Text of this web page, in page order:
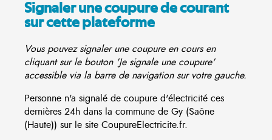
Signaler une coupure de courant
sur cette plateforme
Vous pouvez signaler une coupure en cours en
cliquant sur le bouton 'Je signale une coupure'
accessible via la barre de navigation sur votre gauche.
Personne n'a signalé de coupure d'électricité ces
dernières 24h dans la commune de Gy (Saône
(Haute)) sur le site CoupureElectricite.fr.